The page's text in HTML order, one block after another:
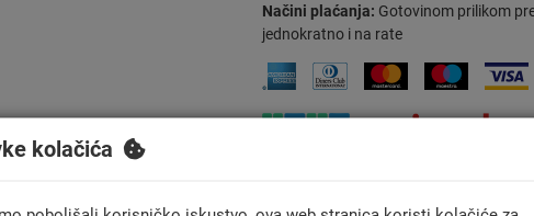
Načini plaćanja: Gotovinom prilikom
jednokratno i na rate
kolačića